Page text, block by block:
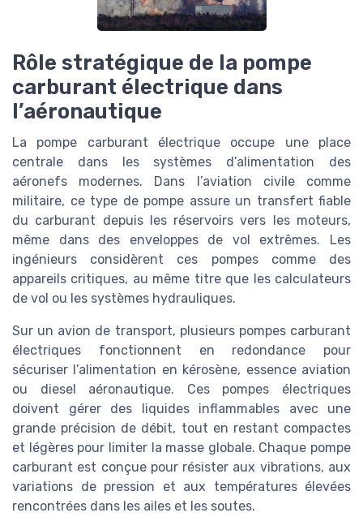
Rôle stratégique de la pompe
carburant électrique dans
l’aéronautique
La pompe carburant électrique occupe une place
centrale dans les systèmes d’alimentation des
aéronefs modernes. Dans l’aviation civile comme
militaire, ce type de pompe assure un transfert fiable
du carburant depuis les réservoirs vers les moteurs,
même dans des enveloppes de vol extrêmes. Les
ingénieurs considèrent ces pompes comme des
appareils critiques, au même titre que les calculateurs
de vol ou les systèmes hydrauliques.
Sur un avion de transport, plusieurs pompes carburant
électriques fonctionnent en redondance pour
sécuriser l’alimentation en kérosène, essence aviation
ou diesel aéronautique. Ces pompes électriques
doivent gérer des liquides inflammables avec une
grande précision de débit, tout en restant compactes
et légères pour limiter la masse globale. Chaque pompe
carburant est conçue pour résister aux vibrations, aux
variations de pression et aux températures élevées
rencontrées dans les ailes et les soutes.